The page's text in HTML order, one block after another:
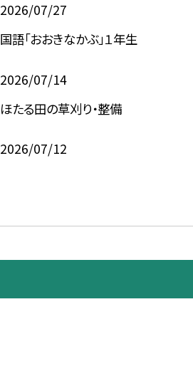
2026/07/27
国語「おおきなかぶ」１年生
2026/07/14
ほたる田の草刈り・整備
2026/07/12